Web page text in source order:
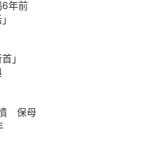
年前
首」
憤 保母